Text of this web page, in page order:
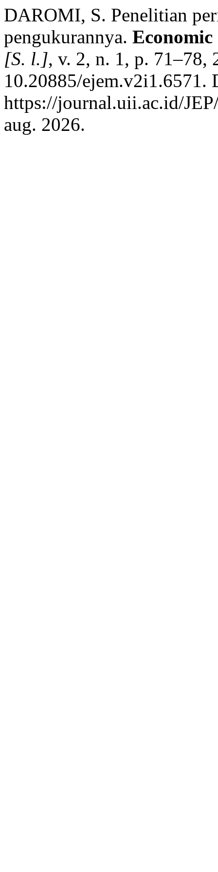
DAROMI, S. Penelitian
pengukurannya.
[S. l.], v. 2, n. 1, p. 71–78,
10.20885/ejem.v2i1.6571.
https://journal.uii.ac.id/
aug. 2026.